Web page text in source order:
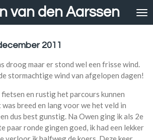
van den Aarssen
2011
droog maar er stond wel een frisse wind.
stormachtige wind van afgelopen dagen!
fietsen en rustig het parcours kunnen
breed en lang voor we het veld in
dus best gunstig. Na Owen ging ik als 2e
paar ronde gingen goed, ik had een lekker